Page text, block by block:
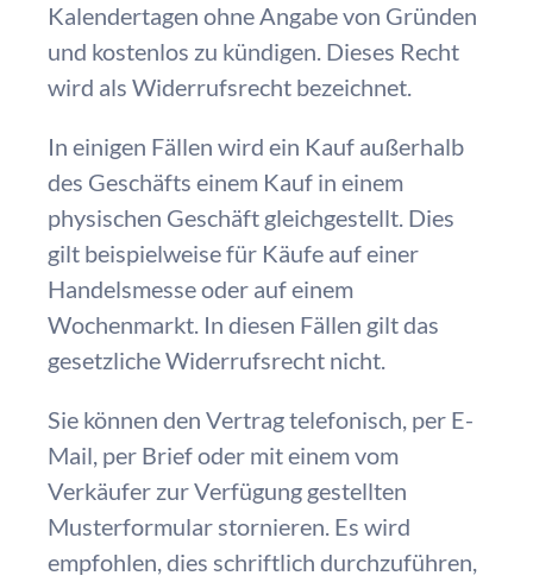
Kalendertagen ohne Angabe von Gründen
und kostenlos zu kündigen. Dieses Recht
wird als Widerrufsrecht bezeichnet.
In einigen Fällen wird ein Kauf außerhalb
des Geschäfts einem Kauf in einem
physischen Geschäft gleichgestellt. Dies
gilt beispielweise für Käufe auf einer
Handelsmesse oder auf einem
Wochenmarkt. In diesen Fällen gilt das
gesetzliche Widerrufsrecht nicht.
Sie können den Vertrag telefonisch, per E-
Mail, per Brief oder mit einem vom
Verkäufer zur Verfügung gestellten
Musterformular stornieren. Es wird
empfohlen, dies schriftlich durchzuführen,